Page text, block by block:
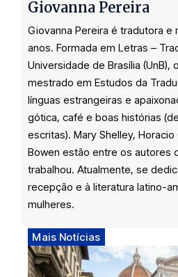
Giovanna Pereira
Giovanna Pereira é tradutora e
anos. Formada em Letras –
Universidade de Brasília (UnB),
mestrado em Estudos da
línguas estrangeiras e
gótica, café e boas histórias
escritas). Mary Shelley,
Bowen estão entre os autores
trabalhou. Atualmente, se
recepção e à literatura latino-
mulheres.
Mais Notícias